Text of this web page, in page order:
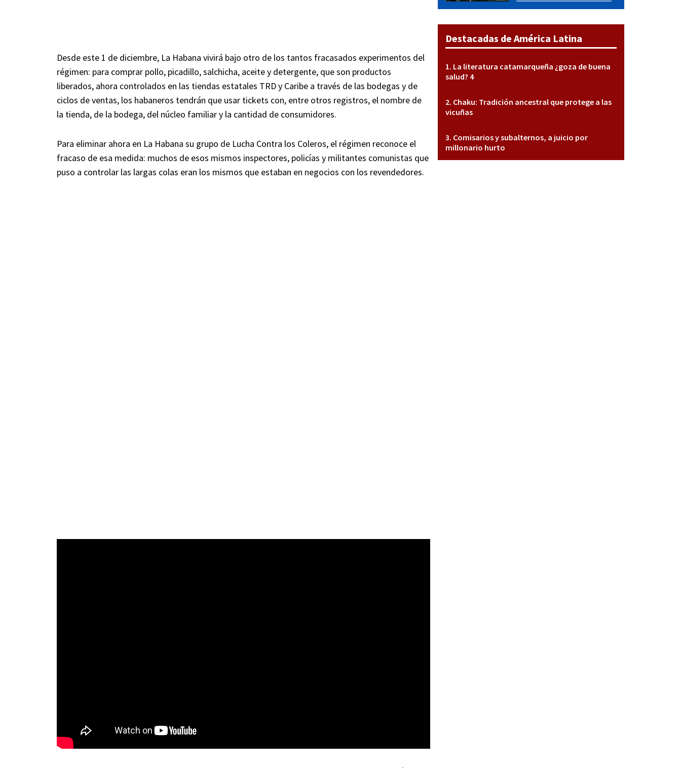
Desde este 1 de diciembre, La Habana vivirá bajo otro de los tantos fracasados experimentos del
régimen: para comprar pollo, picadillo, salchicha, aceite y detergente, que son productos
liberados, ahora controlados en las tiendas estatales TRD y Caribe a través de las bodegas y de
ciclos de ventas, los habaneros tendrán que usar tickets con, entre otros registros, el nombre de
la tienda, de la bodega, del núcleo familiar y la cantidad de consumidores.
Para eliminar ahora en La Habana su grupo de Lucha Contra los Coleros, el régimen reconoce el
fracaso de esa medida: muchos de esos mismos inspectores, policías y militantes comunistas que
puso a controlar las largas colas eran los mismos que estaban en negocios con los revendedores.
Destacadas de América Latina
La literatura catamarqueña ¿goza de buena
salud? 4
Chaku: Tradición ancestral que protege a las
vicuñas
Comisarios y subalternos, a juicio por
millonario hurto